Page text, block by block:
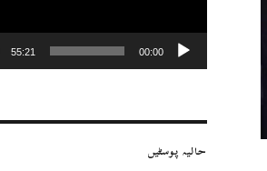
00:00
55:21
حالیہ پوسٹیں